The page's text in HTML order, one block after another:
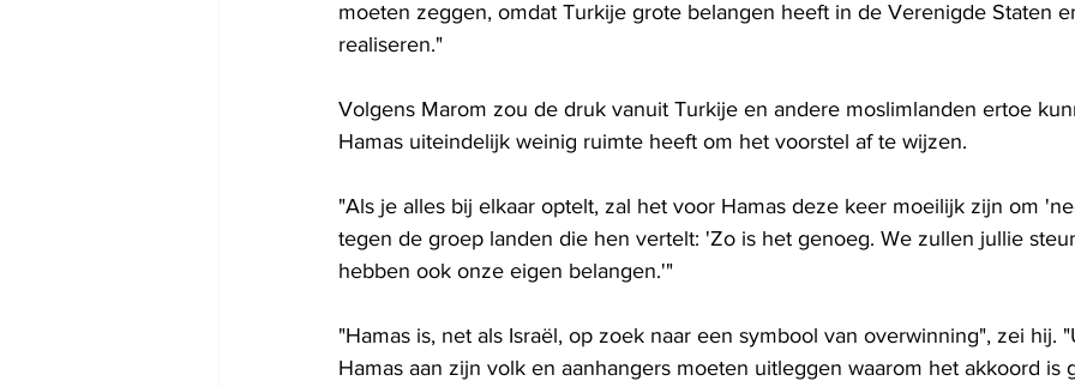
moeten zeggen, omdat Turkije grote belangen heeft in de Verenigde Staten
realiseren."
Volgens Marom zou de druk vanuit Turkije en andere moslimlanden ertoe
Hamas uiteindelijk weinig ruimte heeft om het voorstel af te wijzen.
"Als je alles bij elkaar optelt, zal het voor Hamas deze keer moeilijk zijn om
tegen de groep landen die hen vertelt: 'Zo is het genoeg. We zullen jullie
hebben ook onze eigen belangen.'"
"Hamas is, net als Israël, op zoek naar een symbool van overwinning", zei hij.
Hamas aan zijn volk en aanhangers moeten uitleggen waarom het akkoord is